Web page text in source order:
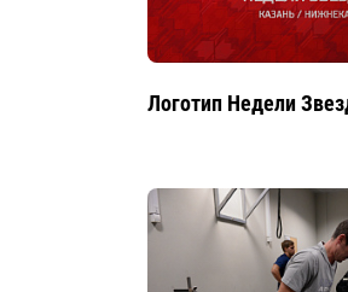
Логотип Недели